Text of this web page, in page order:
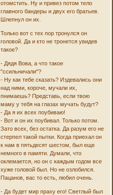
отомстить. Ну и привез потом тело
главного бандеры и двух его братьев.
Шлепнул он их.
Только вот с тех пор тронулся он
головой. Да и кто не тронется увидев
такое?
- Дядя Вова, а что такое
"ссильничали"?
- Ну как тебе сказать? Издевались они
над ними, короче, мучали их,
пнимаешь? Представь, если твою
маму у тебя на глазах мучать будут?
- Да я их всех поубиваю!
- Вот и он их поубивал. Только потом.
Зато всех, без остатка. Да разум его не
стерпел такой пытки. Когда приехал он
к нам в пятьдесят шестом, был еще
немного в памяти. Думали, что
оклемается, но он с каждым годом все
хуже головой был. Но не озлобился.
Пацанов, вас то есть, любил очень.
- Да будет мир праху его! Светлый был